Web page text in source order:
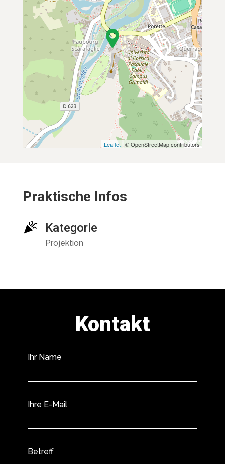
Leaflet | © OpenStreetMap contributors
Praktische Infos
Kategorie
Projektion
Kontakt
Ihr Name
Ihre E-Mail
Betreff